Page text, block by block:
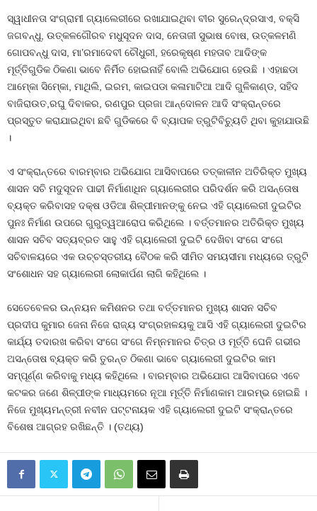
ସ୍ୱାଧୀନତା ସଂଗ୍ରାମୀ ଗ୍ୟାଲେରୀରେ ରଖାଯାଇଥିବା ବୀର ସୁରେନ୍ଦ୍ରସାଏ, ବକ୍ସି
ଜଗବନ୍ଧୁ, ଉତ୍କଳଗୌରବ ମଧୁସୂଦନ ଦାସ, ନେତାଜୀ ସୁଭାଷ ବୋଷ, ଉତ୍କଳମଣି
ଗୋପବନ୍ଧୁ ଦାସ, ମା’ରମାଦେବୀ ଚୌଧୁରୀ, ହରେକୃଷ୍ଣ ମହତାବ ଆଦିଙ୍କ
ମୂର୍ତ୍ତିଗୁଡିକ ଠିକଣା ଭାବେ ନିର୍ମିତ ହୋଇନାହିଁ ବୋଲି ଅଭିଯୋଗ ହେଉଛି । ଏହାଛଡା
ଆମ୍‍କୋ ସିମ୍‍କୋ, ମାଥିଲି, ଇରମ, କାଇପଡା କଳାମାଟିଆ ଆଦି ଗୁଳିକାଣ୍ଡ, ସହିଦ
ବାଜିରାଉତ,ରଘୁ ଦିବାକର, ରଣପୁର ପ୍ରଜା ଆନ୍ଦୋଳନ ଆଦି ସଂକ୍ରାନ୍ତରେ
ପ୍ରସ୍ତୁତ କରାଯାଇଥିବା ଛବି ଗୁଡିକରେ ବି ବ୍ୟାପକ ତ୍ରୁଟିବିଚ୍ୟୁତି ଥିବା କୁହାଯାଉଛି
।
ଏ ସଂକ୍ରାନ୍ତରେ ବାରମ୍ବାର ଅଭିଯୋଗ ଆସିବାପରେ ତତ୍କାଳୀନ ଅତିରିକ୍ତ ମୁଖ୍ୟ
ଶାସନ ସଚି ମଦୁସୂଦନ ପାଢୀ ନିର୍ମାଣାଧିନ ଗ୍ୟାଲେରୀର ପରିଦର୍ଶନ କରି ଅସନ୍ତୋଷ
ବ୍ୟକ୍ତ କରିବାସହ ଦକ୍ଷ ଓଡିଆ ଶିଳ୍ପୀମାନଙ୍କୁ ନେଇ ଏହି ଗ୍ୟାଲେରୀ ଦୁଇଟିର
ପୁନଃ ନିର୍ମାଣ ଉପରେ ଗୁରୁତ୍ୱଆରୋପ କରିଥିଲେ । ବର୍ତ୍ତମାନର ଅତିରିକ୍ତ ମୁଖ୍ୟ
ଶାସନ ସଚିବ ସତ୍ୟବ୍ରତ ସାହୁ ଏହି ଗ୍ୟାଲେରୀ ଦୁଇଟି ଦେଖିବା ସଂଗେ ସଂଗେ
ସଚିବାଳୟରେ ଏକ ଉଚ୍ଚସ୍ତରୀୟ ବୈଠକ କରି ସୀମିତ ସମୟସୀମା ମଧ୍ୟରେ ତ୍ରୁଟି
ସଂଶୋଧନ ସହ ଗ୍ୟାଲେରୀ ଲୋକାର୍ପଣ ଲାଗି କହିଥିଲେ ।
ସେତେବେଳର ଉନ୍ନୟନ କମିଶନର ତଥା ବର୍ତ୍ତମାନର ମୁଖ୍ୟ ଶାସନ ସଚିବ
ପ୍ରଦୀପ କୁମାର ଜେନା ନିଜେ ରାଜ୍ୟ ସଂଗ୍ରହାଳୟକୁ ଆସି ଏହି ଗ୍ୟାଲେରୀ ଦୁଇଟିର
କାର୍ଯ୍ୟ ତଦାରଖ କରିବା ସଂଗେ ସଂଗେ ନିମ୍ନମାନର ଚିତ୍ର ଓ ମୂର୍ତ୍ତି ଘେନି ଗଭୀର
ଅସନ୍ତୋଷ ବ୍ୟକ୍ତ କରି ତୁରନ୍ତ ଠିକଣା ଭାବେ ଗ୍ୟାଲେରୀ ଦୁଇଟିର କାମ
ସମ୍ପୂର୍ଣ୍ଣ କରିବାକୁ ମଧ୍ୟ କହିଥିଲେ । ବାରମ୍ବାର ଅଭିଯୋଗ ଆସିବାପରେ ଏବେ
କଟକର ଜଣେ ଶିଳ୍ପୀଙ୍କ ମାଧ୍ୟମରେ ନୂଆ ମୂର୍ତ୍ତି ନିର୍ମାଣକାମ ଆରମ୍ଭ ହୋଇଛି ।
ନିଜେ ମୁଖ୍ୟମନ୍ତ୍ରୀ ନବୀନ ପଟ୍ଟନାୟକ ଏହି ଗ୍ୟାଲେରୀ ଦୁଇଟି ସଂକ୍ରାନ୍ତରେ
ବିଶେଷ ଆଗ୍ରହ ରଖିଛନ୍ତି । (ତଥ୍ୟ)